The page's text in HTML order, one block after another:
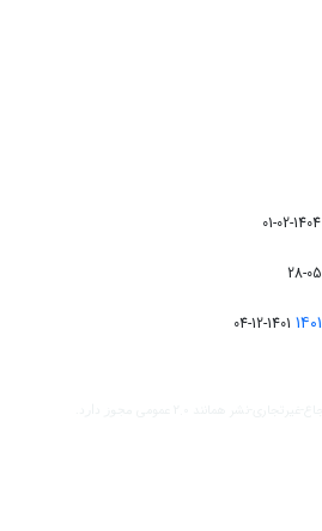
1404-02-01
1401-12-04